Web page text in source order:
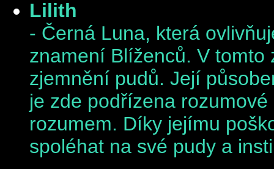
Lilith
- Černá Luna, která
znamení Blíženců. V
zjemnění pudů. Její
je zde podřízena
rozumem. Díky jejímu
spoléhat na své pudy a